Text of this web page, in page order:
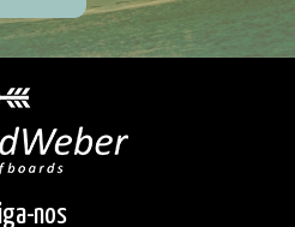
nos